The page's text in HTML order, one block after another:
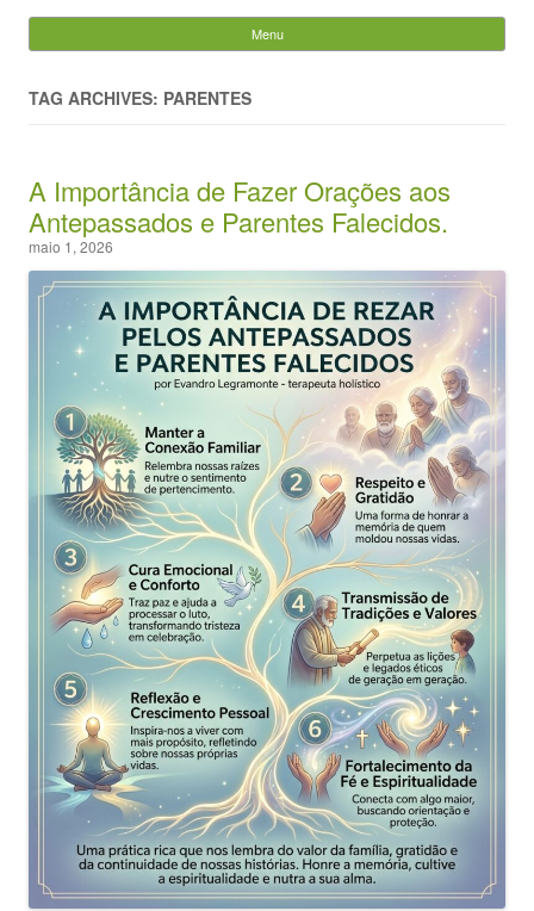
Evandro Legramonte
por:
Menu
TAG ARCHIVES: PARENTES
A Importância de Fazer Orações aos
Antepassados e Parentes Falecidos.
maio 1, 2026